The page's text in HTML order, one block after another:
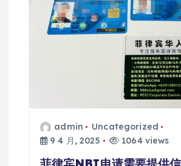
admin
Uncategorized
9 4 月, 2025
1064 views